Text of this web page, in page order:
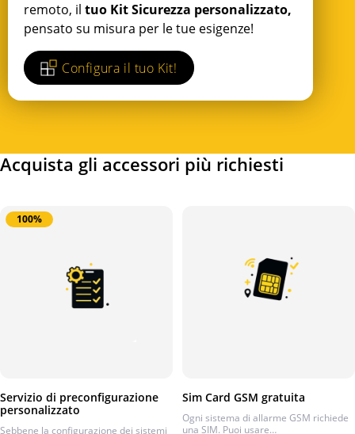
remoto, il tuo Kit Sicurezza personalizzato,
pensato su misura per le tue esigenze!
Configura il tuo Kit!
Acquista gli accessori più richiesti
100%
Servizio di preconfigurazione
personalizzato
Sebbene la configurazione dei sistemi
Sim Card GSM gratuita
Ogni sistema di allarme GSM richiede
una SIM. Puoi usare…